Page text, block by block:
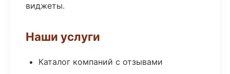
виджеты.
Наши услуги
Каталог компаний с отзывами